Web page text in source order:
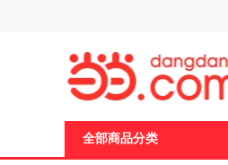
全部商品分类
页